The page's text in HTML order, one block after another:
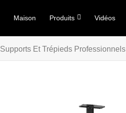
Maison Produits Vidéos
Supports Et Trépieds Professionnels